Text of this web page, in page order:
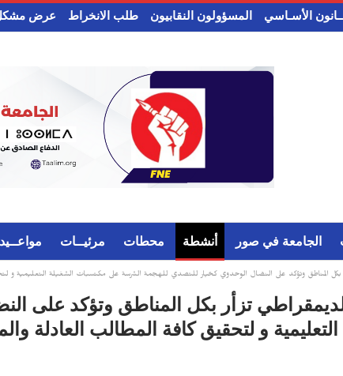
الأسـاسي المسؤولون النقابيون طلب الانخراط عرض
الجامعة في صور أنشطة محطات مرئيــات مواعــيد
بكل المناطق وتؤكد على النضال الوحدوي كخيار للتصدي للهجمة الشرسة على مكتسبات الشغيلة التعليمية و
الديمقراطي تزأر بكل المناطق وتؤكد على
و لتحقيق كافة المطالب العادلة